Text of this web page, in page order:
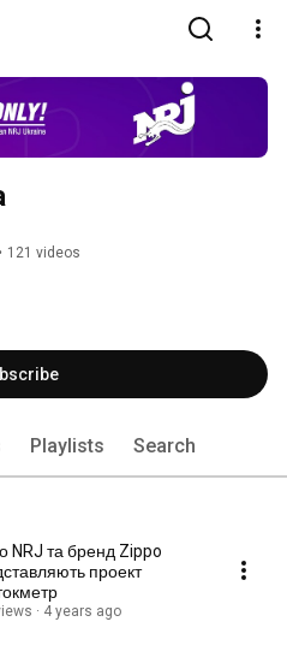
• 121 videos
Playlists Search
NRJ та бренд Zippo
проект
4 years ago